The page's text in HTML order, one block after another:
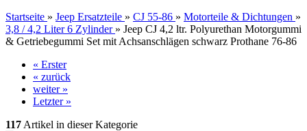
Startseite » Jeep Ersatzteile » CJ 55-86 » Motorteile & Dichtungen »
3,8 / 4,2 Liter 6 Zylinder » Jeep CJ 4,2 ltr. Polyurethan Motorgummi
& Getriebegummi Set mit Achsanschlägen schwarz Prothane 76-86
« Erster
« zurück
weiter »
Letzter »
117 Artikel in dieser Kategorie